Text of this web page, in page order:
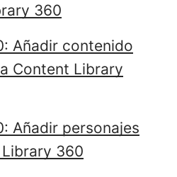
360
Añadir contenido
Content Library
Añadir personajes
360